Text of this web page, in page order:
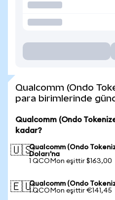
Qualcomm (Ondo
para birimlerinde
Qualcomm (Ondo
kadar?
🇺🇸Qualcomm (Ondo
Doları'na
1 QCOMon eşittir $163,00
🇪🇺Qualcomm (Ondo
1 QCOMon eşittir €141,45